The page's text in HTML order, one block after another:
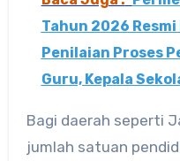
Tahun 2026
Penilaian Proses
Guru, Kepala
Bagi daerah seperti
jumlah satuan